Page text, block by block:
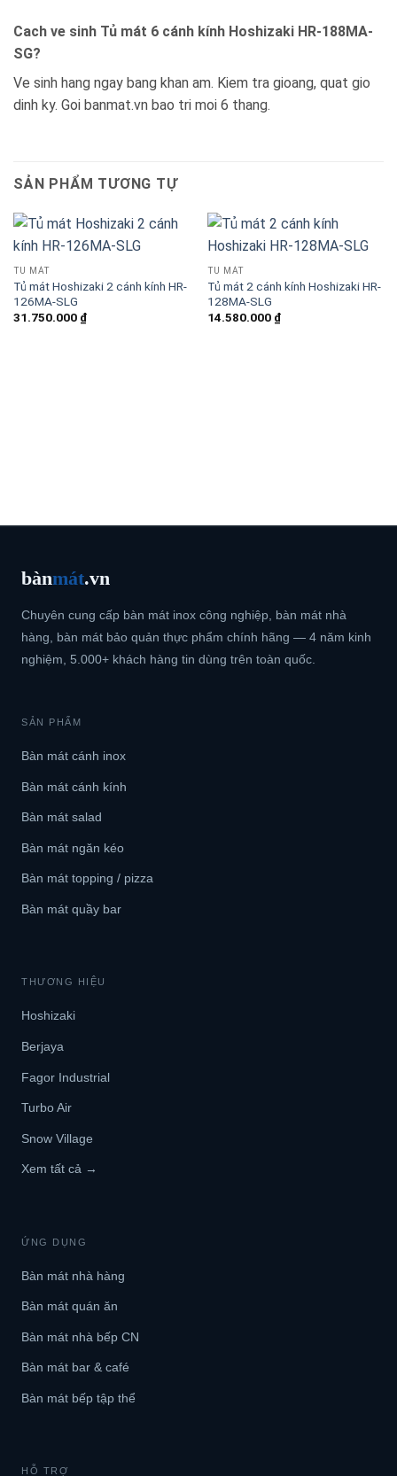
Cach ve sinh Tủ mát 6 cánh kính Hoshizaki HR-188MA-
SG?
Ve sinh hang ngay bang khan am. Kiem tra gioang, quat gio
dinh ky. Goi banmat.vn bao tri moi 6 thang.
SẢN PHẨM TƯƠNG TỰ
TỦ MÁT
Tủ mát Hoshizaki 2 cánh kính HR-
126MA-SLG
31.750.000 ₫
TỦ MÁT
Tủ mát 2 cánh kính Hoshizaki HR-
128MA-SLG
14.580.000 ₫
bànmát.vn
Chuyên cung cấp bàn mát inox công nghiệp, bàn mát nhà
hàng, bàn mát bảo quản thực phẩm chính hãng — 4 năm kinh
nghiệm, 5.000+ khách hàng tin dùng trên toàn quốc.
SẢN PHẨM
Bàn mát cánh inox
Bàn mát cánh kính
Bàn mát salad
Bàn mát ngăn kéo
Bàn mát topping / pizza
Bàn mát quầy bar
THƯƠNG HIỆU
Hoshizaki
Berjaya
Fagor Industrial
Turbo Air
Snow Village
Xem tất cả →
ỨNG DỤNG
Bàn mát nhà hàng
Bàn mát quán ăn
Bàn mát nhà bếp CN
Bàn mát bar & café
Bàn mát bếp tập thể
HỖ TRỢ